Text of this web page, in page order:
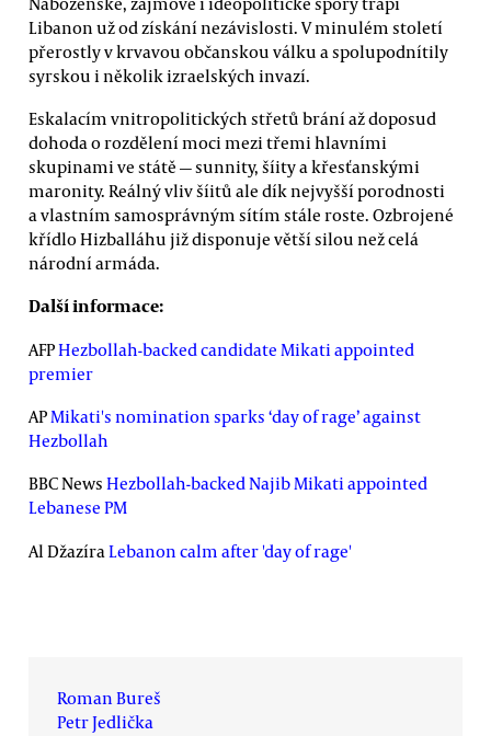
Libanon už od získání nezávislosti. V minulém století
přerostly v krvavou občanskou válku a spolupodnítily
syrskou i několik izraelských invazí.
Eskalacím vnitropolitických střetů brání až doposud
dohoda o rozdělení moci mezi třemi hlavními
skupinami ve státě —sunnity, šíity a křesťanskými
maronity. Reálný vliv šíitů ale dík nejvyšší porodnosti
a vlastním samosprávným sítím stále roste. Ozbrojené
křídlo Hizballáhu již disponuje větší silou než celá
národní armáda.
Další informace:
AFPHezbollah-backed candidate Mikati appointed
premier
AP Mikati's nomination sparks ‘day of rage’ against
Hezbollah
BBC News Hezbollah-backed Najib Mikati appointed
Lebanese PM
Al Džazíra Lebanon calm after 'day of rage'
Roman Bureš
Petr Jedlička